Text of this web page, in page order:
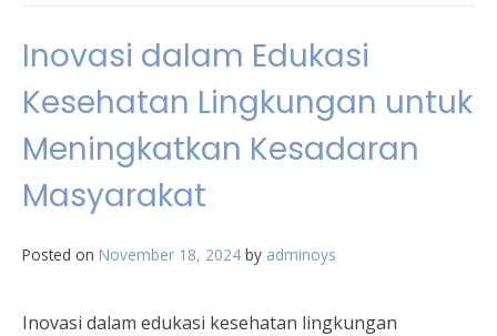
Inovasi dalam Edukasi
Kesehatan Lingkungan untuk
Meningkatkan Kesadaran
Masyarakat
Posted on November 18, 2024 by adminoys
Inovasi dalam edukasi kesehatan lingkungan